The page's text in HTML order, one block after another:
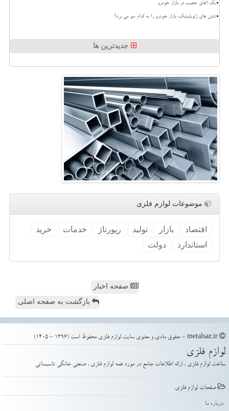
بک اتفاق عجیب در بازار خودرو
تنش های ژئوپلیتیک، بازار خودرو را به کدام سو می برد؟
جدیدترین ها
موضوعات لوازم فلزی
اقتصاد بازار تولید رپورتاژ خدمات
خرید
استاندارد
دولت
صفحه اخبار
بازگشت به صفحه اصلی
لوازم فلزی
ساخت لوازم فلزی ، ارائه اطلاعات جامع در مورد همه لوازم فلزی ، صنعتی خانگی تاسیساتی
صفحات لوازم فلزی
درباره ما